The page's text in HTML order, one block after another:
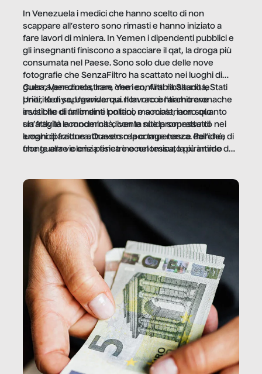
In Venezuela i medici che hanno scelto di non
scappare all’estero sono rimasti e hanno iniziato a
fare lavori di miniera. In Yemen i dipendenti pubblici e
gli insegnanti finiscono a spacciare il qat, la droga più
consumata nel Paese. Sono solo due delle nove
fotografie che SenzaFiltro ha scattato nei luoghi di
guerra per dimostrare che i conflitti ribaltano le
priorità di sopravvivenza. Il lavoro è l’architrave
invisibile di un ordine politico e sociale, non solo
un’attività economica: diventa nitida soprattutto nei
luoghi di frattura. Questo reportage nasce dall’idea
che guerre e crisi penetrino nel tessuto più intimo
Cuba, Venezuela, Iran, Yemen, Arabia Saudita, Stati
Uniti, Kenya, Uganda: qui non raccontiamo cronache
esotiche di fallimenti lontani, ma mostriamo quanto
sia fragile la modernità, con le sue promesse di
emancipazione attraverso la competenza. Perché, di
fronte alla violenza fisica o economica, la piramide del